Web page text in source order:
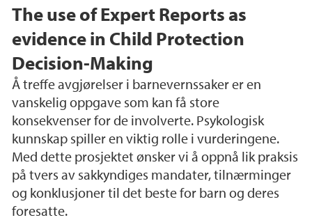
The use of Expert Reports as
evidence in Child Protection
Decision-Making
Å treffe avgjørelser i barnevernssaker er en
vanskelig oppgave som kan få store
konsekvenser for de involverte. Psykologisk
kunnskap spiller en viktig rolle i vurderingene.
Med dette prosjektet ønsker vi å oppnå lik praksis
på tvers av sakkyndiges mandater, tilnærminger
og konklusjoner til det beste for barn og deres
foresatte.